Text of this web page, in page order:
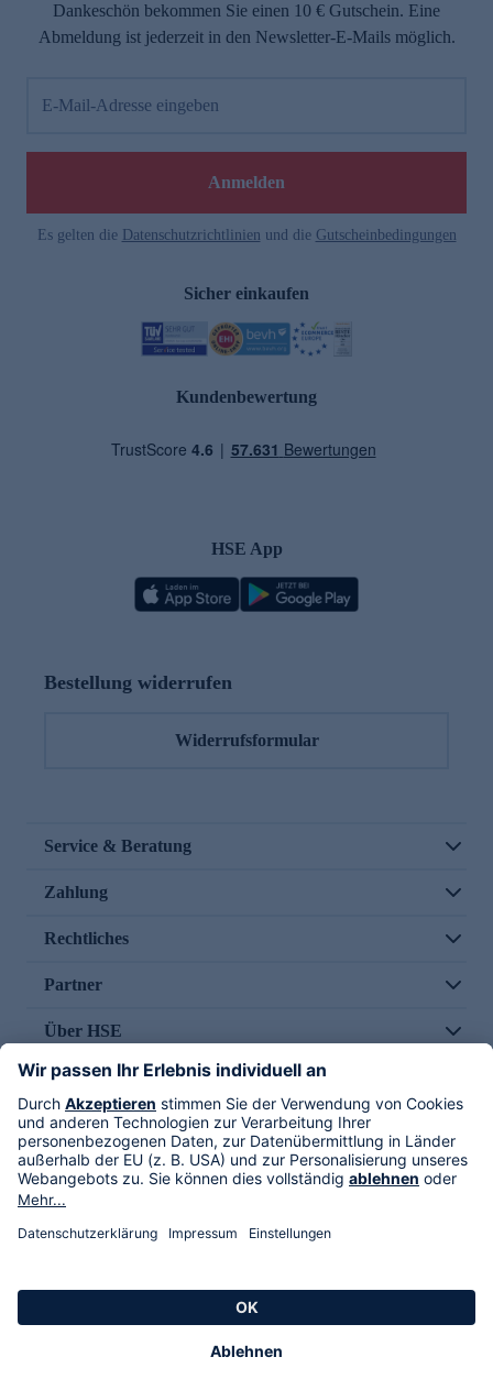
Dankeschön bekommen Sie einen 10 € Gutschein. Eine
Abmeldung ist jederzeit in den Newsletter-E-Mails möglich.
E-Mail-Adresse eingeben
Anmelden
Es gelten die Datenschutzrichtlinien und die Gutscheinbedingungen
Sicher einkaufen
Kundenbewertung
HSE App
Bestellung widerrufen
Widerrufsformular
Service & Beratung
Zahlung
Rechtliches
Partner
Über HSE
Im TV
HSE International